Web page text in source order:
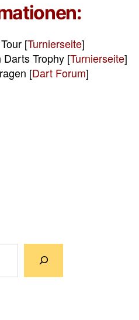
[Turnierseite]
Trophy [Turnierseite]
[Dart Forum]